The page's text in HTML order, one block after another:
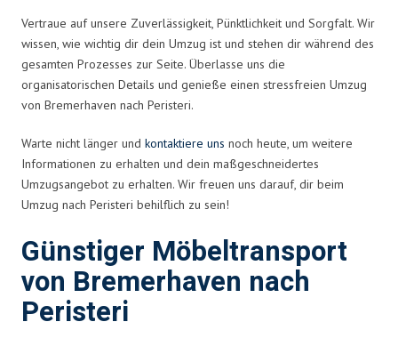
Vertraue auf unsere Zuverlässigkeit, Pünktlichkeit und Sorgfalt. Wir
wissen, wie wichtig dir dein Umzug ist und stehen dir während des
gesamten Prozesses zur Seite. Überlasse uns die
organisatorischen Details und genieße einen stressfreien Umzug
von Bremerhaven nach Peristeri.
Warte nicht länger und kontaktiere uns noch heute, um weitere
Informationen zu erhalten und dein maßgeschneidertes
Umzugsangebot zu erhalten. Wir freuen uns darauf, dir beim
Umzug nach Peristeri behilflich zu sein!
Günstiger Möbeltransport
von Bremerhaven nach
Peristeri